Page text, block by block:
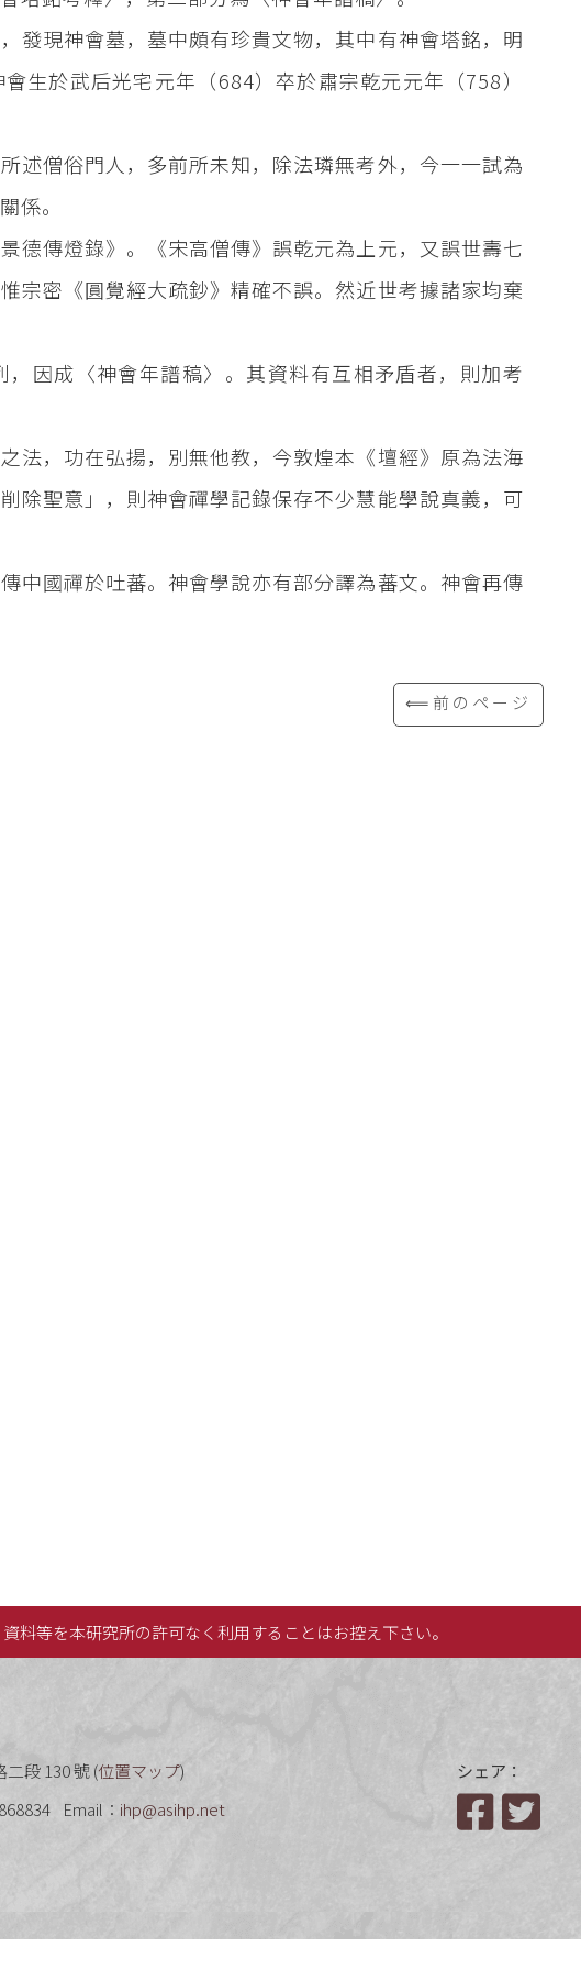
發現神會墓，墓中頗有珍貴文物，其中有神會塔銘，明
生於武后光宅元年（684）卒於肅宗乾元元年（758）
述僧俗門人，多前所未知，除法璘無考外，今一一試為
係。
德傳燈錄》。《宋高僧傳》誤乾元為上元，又誤世壽七
宗密《圓覺經大疏鈔》精確不誤。然近世考據諸家均棄
因成〈神會年譜稿〉。其資料有互相矛盾者，則加考
法，功在弘揚，別無他教，今敦煌本《壇經》原為法海
除聖意」，則神會禪學記錄保存不少慧能學說真義，可
中國禪於吐蕃。神會學說亦有部分譯為蕃文。神會再傳
⟸前のページ
料等を本研究所の許可なく利用することはお控え下さい。
段 130 號 (位置マップ)
Email： ihp@asihp.net
シェア：
Facebook